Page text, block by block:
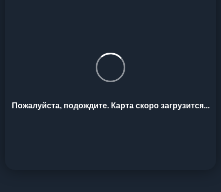
Пожалуйста, подождите. Карта скоро загрузится...